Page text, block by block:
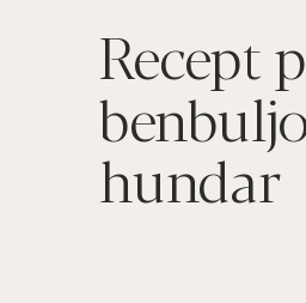
Recept
hundar